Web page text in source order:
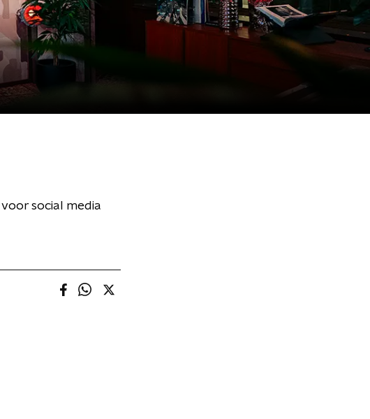
voor social media